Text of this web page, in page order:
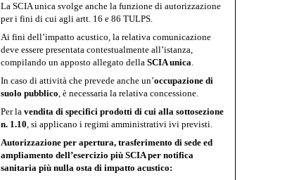
La SCIA unica svolge anche la funzione di autorizzazione
per i fini di cui agli artt. 16 e 86 TULPS.
Ai fini dell’impatto acustico, la relativa comunicazione
deve essere presentata contestualmente all’istanza,
compilando un apposto allegato dellaSCIA unica.
In caso di attività che prevede anche un’occupazione di
suolo pubblico, è necessaria la relativa concessione.
Per lavendita di specifici prodotti di cui alla sottosezione
n. 1.10, si applicano i regimi amministrativi ivi previsti.
Autorizzazione per apertura, trasferimento di sede ed
ampliamento dell’esercizio più SCIA per notifica
sanitaria più nulla osta di impatto acustico: